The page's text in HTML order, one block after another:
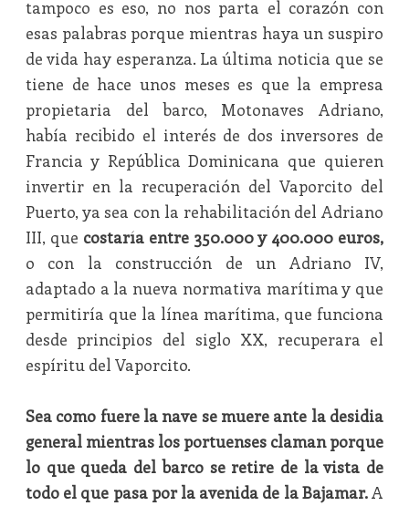
tampoco es eso, no nos parta el corazón con
esas palabras porque mientras haya un suspiro
de vida hay esperanza. La última noticia que se
tiene de hace unos meses es que la empresa
propietaria del barco, Motonaves Adriano,
había recibido el interés de dos inversores de
Francia y República Dominicana que quieren
invertir en la recuperación del Vaporcito del
Puerto, ya sea con la rehabilitación del Adriano
III, que costaría entre 350.000 y 400.000 euros,
o con la construcción de un Adriano IV,
adaptado a la nueva normativa marítima y que
permitiría que la línea marítima, que funciona
desde principios del siglo XX, recuperara el
espíritu del Vaporcito.
Sea como fuere la nave se muere ante la desidia
general mientras los portuenses claman porque
lo que queda del barco se retire de la vista de
todo el que pasa por la avenida de la Bajamar.A